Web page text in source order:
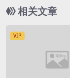
相关文章
VIP